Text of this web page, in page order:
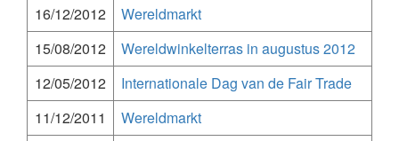
16/12/2012
Wereldmarkt
15/08/2012
Wereldwinkelterras in augustus 2012
12/05/2012
Internationale Dag van de Fair Trade
11/12/2011
Wereldmarkt